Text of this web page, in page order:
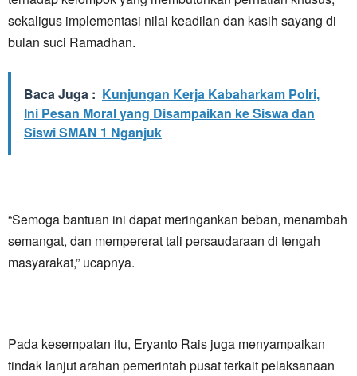
sekaligus implementasi nilai keadilan dan kasih sayang di
bulan suci Ramadhan.
Baca Juga : Kunjungan Kerja Kabaharkam Polri,
Ini Pesan Moral yang Disampaikan ke Siswa dan
Siswi SMAN 1 Nganjuk
“Semoga bantuan ini dapat meringankan beban, menambah
semangat, dan mempererat tali persaudaraan di tengah
masyarakat,” ucapnya.
Pada kesempatan itu, Eryanto Rais juga menyampaikan
tindak lanjut arahan pemerintah pusat terkait pelaksanaan